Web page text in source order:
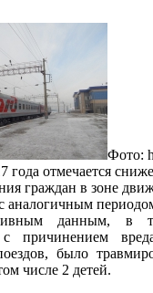
Фото:
года отмечается
граждан в зоне
аналогичным
данным, в
с причинением
было
числе 2 детей.